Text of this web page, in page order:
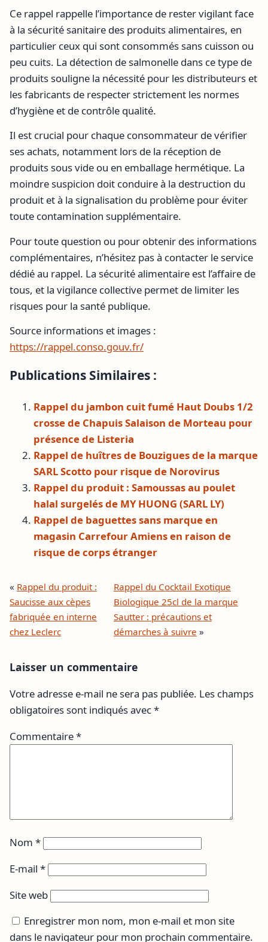
Ce rappel rappelle l’importance de rester vigilant face
à la sécurité sanitaire des produits alimentaires, en
particulier ceux qui sont consommés sans cuisson ou
peu cuits. La détection de salmonelle dans ce type de
produits souligne la nécessité pour les distributeurs et
les fabricants de respecter strictement les normes
d’hygiène et de contrôle qualité.
Il est crucial pour chaque consommateur de vérifier
ses achats, notamment lors de la réception de
produits sous vide ou en emballage hermétique. La
moindre suspicion doit conduire à la destruction du
produit et à la signalisation du problème pour éviter
toute contamination supplémentaire.
Pour toute question ou pour obtenir des informations
complémentaires, n’hésitez pas à contacter le service
dédié au rappel. La sécurité alimentaire est l’affaire de
tous, et la vigilance collective permet de limiter les
risques pour la santé publique.
Source informations et images :
https://rappel.conso.gouv.fr/
Publications Similaires :
Rappel du jambon cuit fumé Haut Doubs 1/2
crosse de Chapuis Salaison de Morteau pour
présence de Listeria
Rappel de huîtres de Bouzigues de la marque
SARL Scotto pour risque de Norovirus
Rappel du produit : Samoussas au poulet
halal surgelés de MY HUONG (SARL LY)
Rappel de baguettes sans marque en
magasin Carrefour Amiens en raison de
risque de corps étranger
« Rappel du produit :
Saucisse aux cèpes
fabriquée en interne
chez Leclerc
Rappel du Cocktail Exotique
Biologique 25cl de la marque
Sautter : précautions et
démarches à suivre »
Laisser un commentaire
Votre adresse e-mail ne sera pas publiée. Les champs
obligatoires sont indiqués avec*
Commentaire*
Nom *
E-mail *
Site web
Enregistrer mon nom, mon e-mail et mon site
dans le navigateur pour mon prochain commentaire.